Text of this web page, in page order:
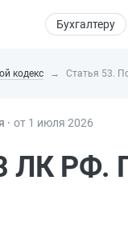
Бухгалтеру
кодекс Статья 53.
⸱ от 1 июля 2026
ЛК РФ.